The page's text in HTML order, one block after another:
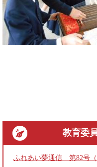
教育委
ふれあい夢通信 第82号（